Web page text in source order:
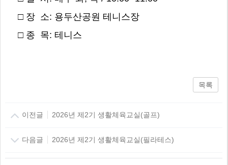
□ 장 소: 용두산공원 테니스장
□ 종 목: 테니스
목록
이전글 2026년 제2기 생활체육교실(골프)
다음글 2026년 제2기 생활체육교실(필라테스)